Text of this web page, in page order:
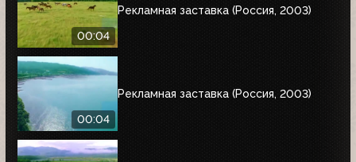
00:04
Рекламная заставка (Россия, 2003)
00:04
Рекламная заставка (Россия, 2003)